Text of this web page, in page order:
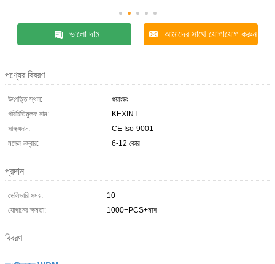
ভালো দাম আমাদের সাথে যোগাযোগ করুন
পণ্যের বিবরণ
উৎপত্তি স্থল:
গুয়াংডং
পরিচিতিমুলক নাম:
KEXINT
সাক্ষ্যদান:
CE Iso-9001
মডেল নম্বার:
6-12 কোর
প্রদান
ডেলিভারি সময়:
10
যোগানের ক্ষমতা:
1000+PCS+মাস
বিবরণ